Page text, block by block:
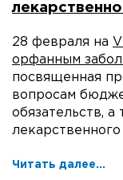
28 февраля на
орфанным
посвященная
вопросам
обязательств, а
лекарственного
Читать далее...